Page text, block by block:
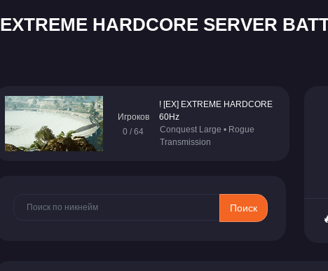
EXTREME HARDCORE SERVER
Игроков
0 / 64
! [EX] EXTREME HARDCORE
60Hz
Conquest Large • Rogue
Transmission
Поиск